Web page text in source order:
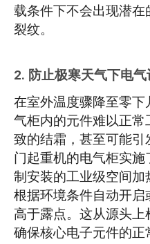
载条件下不会出现潜
裂纹。
2. 防止极寒天气下电
在室外温度骤降至零
气柜内的元件难以正
致的结霜，甚至可能
门起重机的电气柜实
制安装的工业级空间
根据环境条件自动开
高于露点。这从源头上
确保核心电子元件的正